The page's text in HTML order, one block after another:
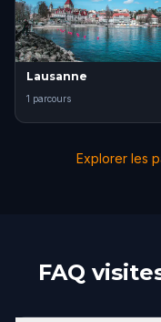
Lausanne
1 parcours
Explorer les
FAQ